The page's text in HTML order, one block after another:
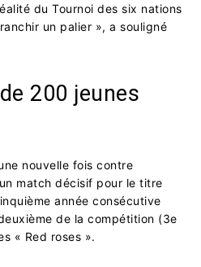
du Tournoi des six nations
un palier », a souligné
200 jeunes
nouvelle fois contre
match décisif pour le titre
année consécutive
de la compétition (3e
« Red roses ».